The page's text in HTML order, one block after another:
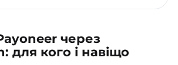
через
для кого і навіщо